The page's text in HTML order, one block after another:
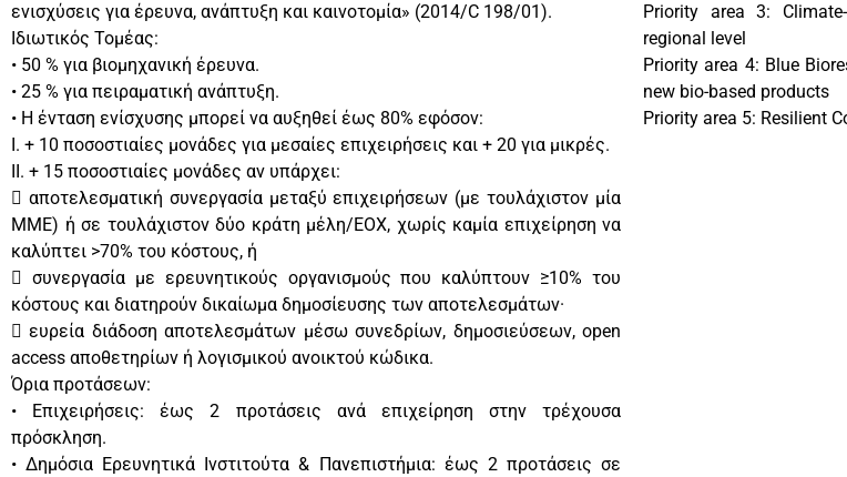
ενισχύσεις για έρευνα, ανάπτυξη και καινοτομία» (2014/C 198/01).
Ιδιωτικός Τομέας:
• 50 % για βιομηχανική έρευνα.
• 25 % για πειραματική ανάπτυξη.
• Η ένταση ενίσχυσης μπορεί να αυξηθεί έως 80% εφόσον:
I. + 10 ποσοστιαίες μονάδες για μεσαίες επιχειρήσεις και + 20 για μικρές.
II. + 15 ποσοστιαίες μονάδες αν υπάρχει:
 αποτελεσματική συνεργασία μεταξύ επιχειρήσεων (με τουλάχιστον μία
ΜΜΕ) ή σε τουλάχιστον δύο κράτη μέλη/ΕΟΧ, χωρίς καμία επιχείρηση να
καλύπτει >70% του κόστους, ή
 συνεργασία με ερευνητικούς οργανισμούς που καλύπτουν ≥10% του
κόστους και διατηρούν δικαίωμα δημοσίευσης των αποτελεσμάτων·
 ευρεία διάδοση αποτελεσμάτων μέσω συνεδρίων, δημοσιεύσεων, open
access αποθετηρίων ή λογισμικού ανοικτού κώδικα.
Όρια προτάσεων:
• Επιχειρήσεις: έως 2 προτάσεις ανά επιχείρηση στην τρέχουσα
πρόσκληση.
• Δημόσια Ερευνητικά Ινστιτούτα & Πανεπιστήμια: έως 2 προτάσεις σε
Priority area 3:
regional level
Priority area 4: Blue
new bio-based products
Priority area 5: Resilient